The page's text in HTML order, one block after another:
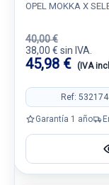
OPEL MOKKA X
40,00 €
38,00 € sin IVA.
45,98 € (IVA
Ref:
Garantía 1 año